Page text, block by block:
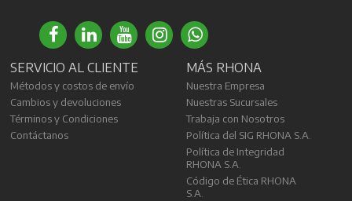
SERVICIO AL CLIENTE
Métodos y costos de envío
Cambios y devoluciones
Términos y Condiciones
Contáctanos
MÁS RHONA
Nuestra Empresa
Nuestras Sucursales
Trabaja con Nosotros
Política del SIG RHONA S.A.
Política de Integridad
RHONA S.A.
Código de Ética RHONA
S.A.